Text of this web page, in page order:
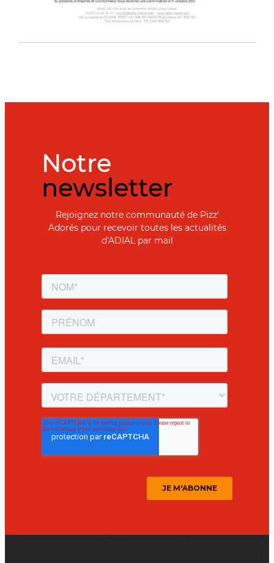
Notre
newsletter
Rejoignez notre communauté de Pizz'
Adorés pour recevoir toutes les actualités
d'ADIAL par mail